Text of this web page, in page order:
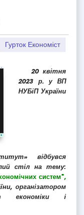
Гурток Економіст
20 квітня
2023 р. у ВП
НУБіП України
відбувся
стіл на тему:
систем",
організатором
економіки і